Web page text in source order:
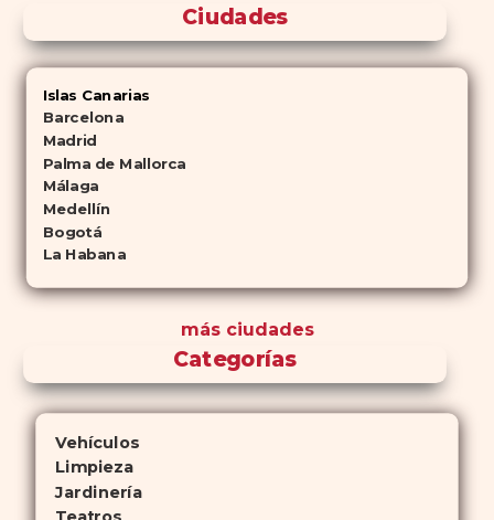
Ciudades
Islas Canarias
Barcelona
Madrid
Palma de Mallorca
Málaga
Medellín
Bogotá
La Habana
más ciudades
Categorías
Vehículos
Limpieza
Jardinería